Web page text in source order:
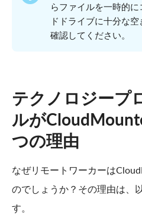
らファイルを一時的
ドドライブに十分な
確認してください。
テクノロジープ
ルが
つの理由
なぜリモートワーカーは
のでしょうか？その理由は、
す。